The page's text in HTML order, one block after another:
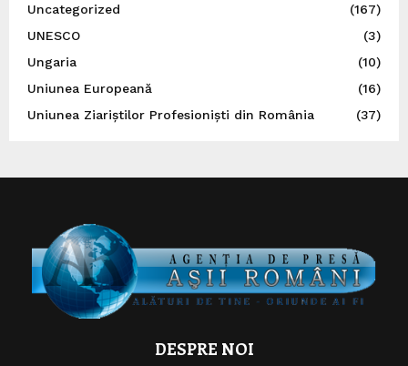
Uncategorized
(167)
UNESCO
(3)
Ungaria
(10)
Uniunea Europeană
(16)
Uniunea Ziariștilor Profesioniști din România
(37)
DESPRE NOI